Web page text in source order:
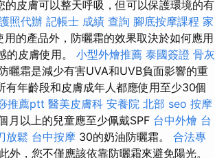
的皮膚可以整天呼吸，但可以保護環境的有
照代辦 記帳士 成績 查詢 腳底按摩課程 家
的產品外，防曬霜的效果取決於如何應用
的皮膚使用。 小型外燴推薦 泰國簽證 骨灰
曬霜是減少有害UVA和UVB負面影響的重
有年齡段和皮膚成年人都應使用至少30個
推薦ptt 醫美皮膚科 安養院 北部 seo 按摩
月以上的兒童應至少佩戴SPF 台中外燴 台
放鬆 台中按摩 30的奶油防曬霜。 合法專
此外，您不僅應該依靠防曬霜來避免陽光。